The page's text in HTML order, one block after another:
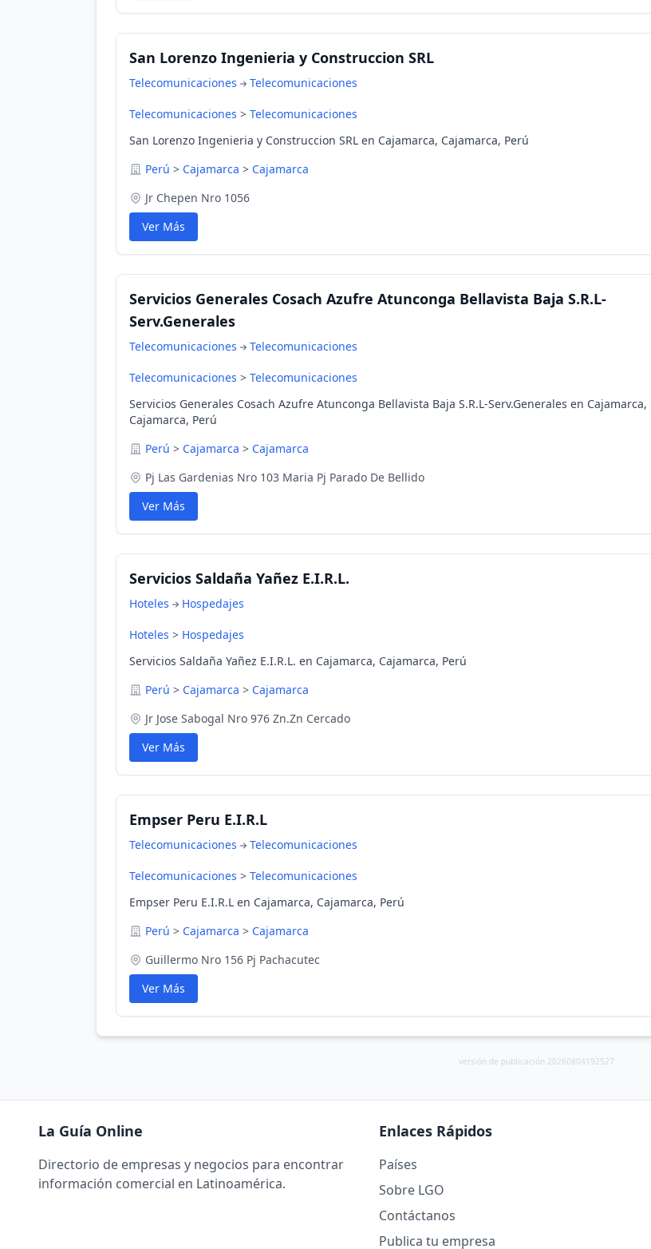
San Lorenzo Ingenieria y Construccion SRL
Telecomunicaciones Telecomunicaciones
Telecomunicaciones > Telecomunicaciones
San Lorenzo Ingenieria y Construccion SRL en Cajamarca, Cajamarca, Perú
Perú > Cajamarca > Cajamarca
Jr Chepen Nro 1056
Ver Más
Servicios Generales Cosach Azufre Atunconga Bellavista Baja S.R.L-
Serv.Generales
Telecomunicaciones Telecomunicaciones
Telecomunicaciones > Telecomunicaciones
Servicios Generales Cosach Azufre Atunconga Bellavista Baja S.R.L-Serv.Generales en Cajamarca,
Cajamarca, Perú
Perú > Cajamarca > Cajamarca
Pj Las Gardenias Nro 103 Maria Pj Parado De Bellido
Ver Más
Servicios Saldaña Yañez E.I.R.L.
Hoteles Hospedajes
Hoteles > Hospedajes
Servicios Saldaña Yañez E.I.R.L. en Cajamarca, Cajamarca, Perú
Perú > Cajamarca > Cajamarca
Jr Jose Sabogal Nro 976 Zn.Zn Cercado
Ver Más
Empser Peru E.I.R.L
Telecomunicaciones Telecomunicaciones
Telecomunicaciones > Telecomunicaciones
Empser Peru E.I.R.L en Cajamarca, Cajamarca, Perú
Perú > Cajamarca > Cajamarca
Guillermo Nro 156 Pj Pachacutec
Ver Más
versión de publicación 20260804192527
La Guía Online
Directorio de empresas y negocios para encontrar
información comercial en Latinoamérica.
Enlaces Rápidos
Países
Sobre LGO
Contáctanos
Publica tu empresa